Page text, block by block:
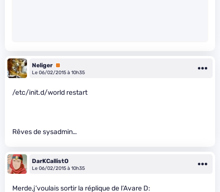
Neliger Premium
Le 06/02/2015 à 10h35
/etc/init.d/world restart
Rêves de sysadmin…
DarKCallistO
Le 06/02/2015 à 10h35
Merde,j’voulais sortir la réplique de l’Avare D: